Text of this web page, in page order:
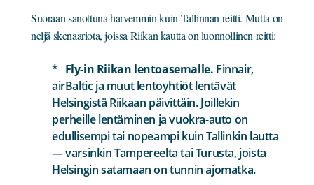
Suoraan sanottuna harvemmin kuin Tallinnan reitti. Mutta on
neljä skenaariota, joissa Riikan kautta on luonnollinen reitti:
Fly-in Riikan lentoasemalle. Finnair,
airBaltic ja muut lentoyhtiöt lentävät
Helsingistä Riikaan päivittäin. Joillekin
perheille lentäminen ja vuokra-auto on
edullisempi tai nopeampi kuin Tallinkin lautta
— varsinkin Tampereelta tai Turusta, joista
Helsingin satamaan on tunnin ajomatka.